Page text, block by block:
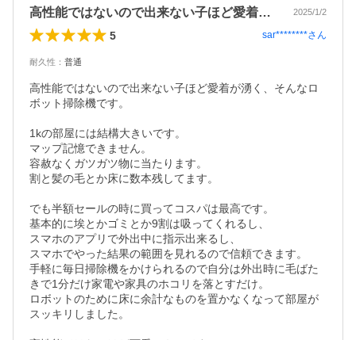
高性能ではないので出来ない子ほど愛着が… 2025/1/2
5 sar********さん
耐久性 ： 普通
高性能ではないので出来ない子ほど愛着が湧く、そんなロ
ボット掃除機です。
1kの部屋には結構大きいです。
マップ記憶できません。
容赦なくガツガツ物に当たります。
割と髪の毛とか床に数本残してます。
でも半額セールの時に買ってコスパは最高です。
基本的に埃とかゴミとか9割は吸ってくれるし、
スマホのアプリで外出中に指示出来るし、
スマホでやった結果の範囲を見れるので信頼できます。
手軽に毎日掃除機をかけられるので自分は外出時に毛ばた
きで1分だけ家電や家具のホコリを落とすだけ。
ロボットのために床に余計なものを置かなくなって部屋が
スッキリしました。